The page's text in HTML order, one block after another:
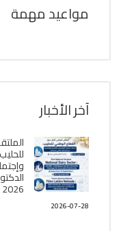
مواعيد مهمة
آخر الأخبار
2026
2026-07-28